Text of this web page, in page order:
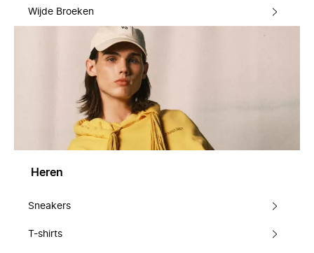
Wijde Broeken
Heren
Sneakers
T-shirts